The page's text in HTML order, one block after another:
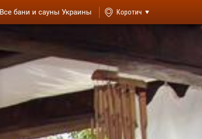
Все бани и сауны Украины Коротич